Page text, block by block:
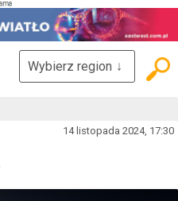
Wybierz region ↓
14 listopada 2024, 17:30